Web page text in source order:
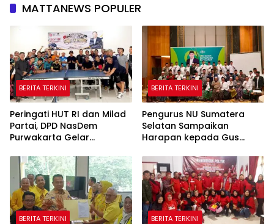
MATTANEWS POPULER
BERITA TERKINI
Peringati HUT RI dan Milad
Partai, DPD NasDem
Purwakarta Gelar
hingga Baksos Gratis
BERITA TERKINI
Pengurus NU Sumatera
Selatan Sampaikan
Harapan kepada Gus
Pesantren
BERITA TERKINI BERITA TERKINI